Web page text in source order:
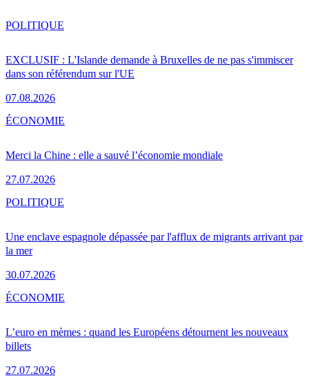
EXCLUSIF : L'Islande demande à Bruxelles de ne pas s'immiscer
dans son référendum sur l'UE
07.08.2026
POLITIQUE
Merci la Chine : elle a sauvé l’économie mondiale
27.07.2026
ÉCONOMIE
Une enclave espagnole dépassée par l'afflux de migrants arrivant par
la mer
30.07.2026
POLITIQUE
L’euro en mèmes : quand les Européens détournent les nouveaux
billets
27.07.2026
ÉCONOMIE